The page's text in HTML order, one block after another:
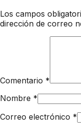
Los campos
dirección de correo
Comentario *
Nombre *
Correo electrónico *